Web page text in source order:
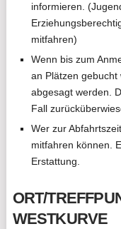
informieren.
mitfahren)
Wenn bis zum
an Plätzen
abgesagt werden.
Fall
Wer zur
mitfahren können.
Erstattung.
ORT/
WESTKURVE